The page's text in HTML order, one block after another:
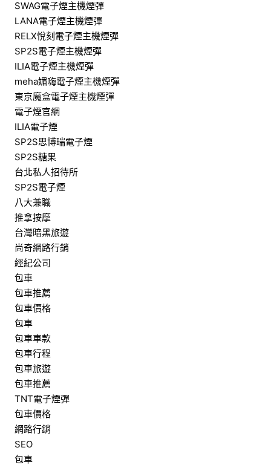
SWAG電子煙主機煙彈
LANA電子煙主機煙彈
RELX悅刻電子煙主機煙彈
SP2S電子煙主機煙彈
ILIA電子煙主機煙彈
meha媚嗨電子煙主機煙彈
東京魔盒電子煙主機煙彈
電子煙官網
ILIA電子煙
SP2S思博瑞電子煙
SP2S糖果
台北私人招待所
SP2S電子煙
八大兼職
推拿按摩
台灣暗黑旅遊
尚奇網路行銷
經紀公司
包車
包車推薦
包車價格
包車
包車車款
包車行程
包車旅遊
包車推薦
TNT電子煙彈
包車價格
網路行銷
SEO
包車